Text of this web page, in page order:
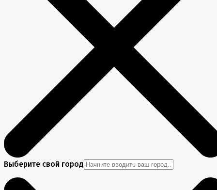
Выберите свой город